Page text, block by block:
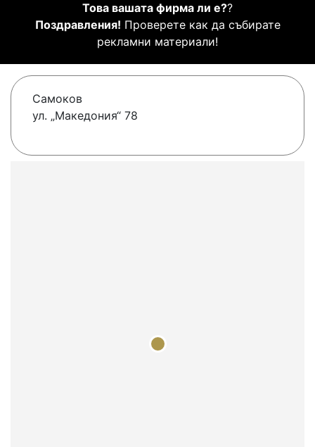
Това вашата фирма ли е??
Поздравления! Проверете как да събирате
рекламни материали!
Самоков
ул. „Македония“ 78